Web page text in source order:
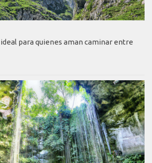
para quienes aman caminar entre